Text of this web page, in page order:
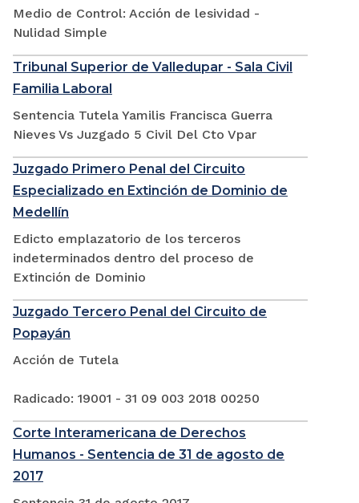
Medio de Control: Acción de lesividad -
Nulidad Simple
Tribunal Superior de Valledupar - Sala Civil
Familia Laboral
Sentencia Tutela Yamilis Francisca Guerra
Nieves Vs Juzgado 5 Civil Del Cto Vpar
Juzgado Primero Penal del Circuito
Especializado en Extinción de Dominio de
Medellín
Edicto emplazatorio de los terceros
indeterminados dentro del proceso de
Extinción de Dominio
Juzgado Tercero Penal del Circuito de
Popayán
Acción de Tutela
Radicado: 19001 - 31 09 003 2018 00250
Corte Interamericana de Derechos
Humanos - Sentencia de 31 de agosto de
2017